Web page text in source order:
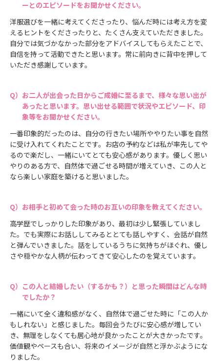
ーとのエピソードをお聞かせください。
洋服選びを一緒に考えてくださったり、悩んだ時には考え方を変
えるヒントをくださったりと、たくさん支えていただきました。
自分では気づかなかった部分をアドバイスしてもらえたことで、
自信を持って活動できたと思います。常に前向きに背中を押して
いただき感謝しています。
お二人が出会った日からご成婚に至るまで、様々な思い出が
あったと思います。思い出せる範囲で状況やエピソード、印
象等をお聞かせください。
一番印象的だったのは、自分の行きたい場所ややりたい事を自然
に受け入れてくれたことです。お店の予約などは私が率先してや
るので楽だし、一緒にいてとても安心感があります。優しく思い
やりのある方で、自然体で過ごせる時間が増えていき、この人と
なら楽しい家庭を築けると思いました。
お相手と初めて会った時のお互いの印象を教えてください。
高学歴でしっかりした印象があり、最初は少し緊張していまし
た。でも実際にお話ししてみるととても話しやすく、会話が自然
と弾んでいきました。話をしているうちに気持ちがほぐれ、優し
さや穏やかな人柄が伝わってきて安心したのを覚えています。
この人と結婚したい（するかも？）と思った瞬間はどんな時
でしたか？
一緒にいて全く違和感がなく、自然体で過ごせた時に「この人か
もしれない」と感じました。毎回会うたびに安心感が増してい
き、無理をしなくても居心地が良かったことが大きかったです。
価値観やペースも合い、将来のイメージが自然と浮かぶようにな
りました。